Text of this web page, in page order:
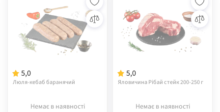
5,0
Люля-кебаб баранячий
Немає в наявності
5,0
Яловичина Рібай стейк 200-250 г
Немає в наявності